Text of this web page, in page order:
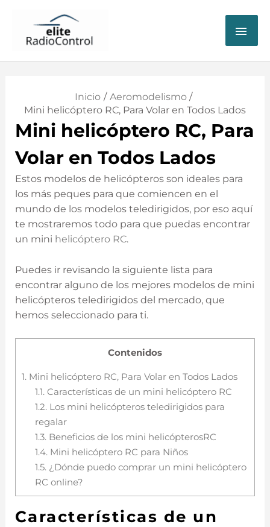
Inicio
Aeromodelismo
Mini helicóptero RC, Para Volar en Todos Lados
Mini helicóptero RC, Para
Volar en Todos Lados
Estos modelos de helicópteros son ideales para
los más peques para que comiencen en el
mundo de los modelos teledirigidos, por eso aquí
te mostraremos todo para que puedas encontrar
un mini helicóptero RC.
Puedes ir revisando la siguiente lista para
encontrar alguno de los mejores modelos de mini
helicópteros teledirigidos del mercado, que
hemos seleccionado para ti.
Contenidos
1. Mini helicóptero RC, Para Volar en Todos Lados
1.1. Características de un mini helicóptero RC
1.2. Los mini helicópteros teledirigidos para
regalar
1.3. Beneficios de los mini helicópterosRC
1.4. Mini helicóptero RC para Niños
1.5. ¿Dónde puedo comprar un mini helicóptero
RC online?
Características de un